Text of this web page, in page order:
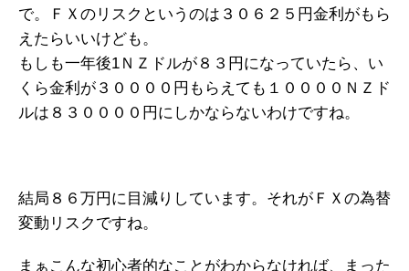
で。ＦＸのリスクというのは３０６２５円金利がもら
えたらいいけども。
もしも一年後1ＮＺドルが８３円になっていたら、い
くら金利が３００００円もらえても１００００ＮＺド
ルは８３００００円にしかならないわけですね。
結局８６万円に目減りしています。それがＦＸの為替
変動リスクですね。
まぁこんな初心者的なことがわからなければ、まった